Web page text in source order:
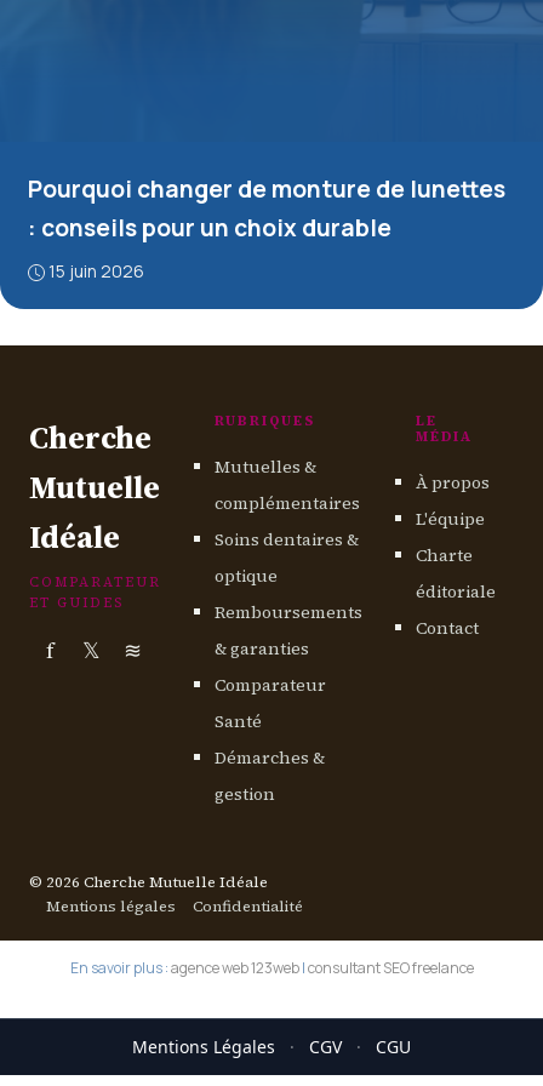
Pourquoi changer de monture de lunettes
: conseils pour un choix durable
15 juin 2026
Cherche
Mutuelle
Idéale
COMPARATEUR
ET GUIDES
f 𝕏 ≋
RUBRIQUES
Mutuelles &
complémentaires
Soins dentaires &
optique
Remboursements
& garanties
Comparateur
Santé
Démarches &
gestion
LE
MÉDIA
À propos
L'équipe
Charte
éditoriale
Contact
© 2026 Cherche Mutuelle Idéale
Mentions légales
Confidentialité
En savoir plus :agence web 123web|consultant SEO freelance
Mentions Légales · CGV · CGU